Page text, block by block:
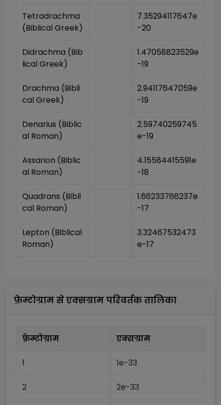
Tetradrachma
(Biblical Greek)
7.35294117647e
-20
Didrachma (Bib
lical Greek)
1.47058823529e
-19
Drachma (Bibli
cal Greek)
2.94117647059e
-19
Denarius (Biblic
al Roman)
2.59740259745
e-19
Assarion (Biblic
al Roman)
4.15584415591e
-18
Quadrans (Bibli
cal Roman)
1.66233766237e
-17
Lepton (Biblical
Roman)
3.32467532473
e-17
फ़ेम्टोग्रामसेएक्सग्रामपरिवर्तक तालिका
फ़ेम्टोग्राम एक्सग्राम
1 1e-33
2 2e-33